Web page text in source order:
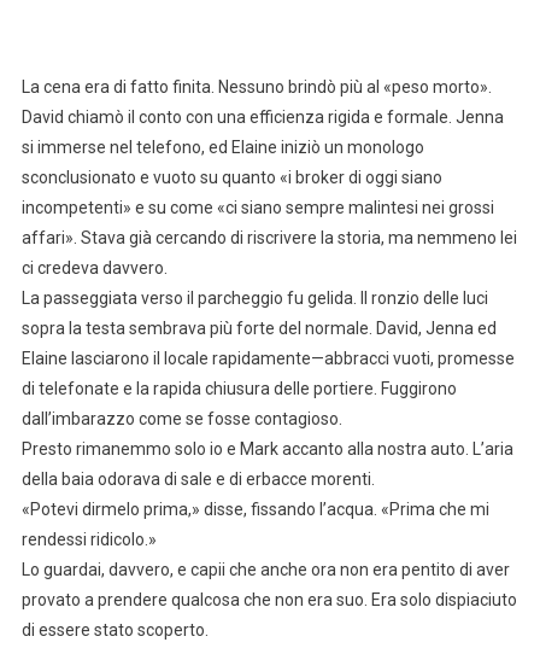
La cena era di fatto finita. Nessuno brindò più al «peso morto».
David chiamò il conto con una efficienza rigida e formale. Jenna
si immerse nel telefono, ed Elaine iniziò un monologo
sconclusionato e vuoto su quanto «i broker di oggi siano
incompetenti» e su come «ci siano sempre malintesi nei grossi
affari». Stava già cercando di riscrivere la storia, ma nemmeno lei
ci credeva davvero.
La passeggiata verso il parcheggio fu gelida. Il ronzio delle luci
sopra la testa sembrava più forte del normale. David, Jenna ed
Elaine lasciarono il locale rapidamente—abbracci vuoti, promesse
di telefonate e la rapida chiusura delle portiere. Fuggirono
dall’imbarazzo come se fosse contagioso.
Presto rimanemmo solo io e Mark accanto alla nostra auto. L’aria
della baia odorava di sale e di erbacce morenti.
«Potevi dirmelo prima,» disse, fissando l’acqua. «Prima che mi
rendessi ridicolo.»
Lo guardai, davvero, e capii che anche ora non era pentito di aver
provato a prendere qualcosa che non era suo. Era solo dispiaciuto
di essere stato scoperto.